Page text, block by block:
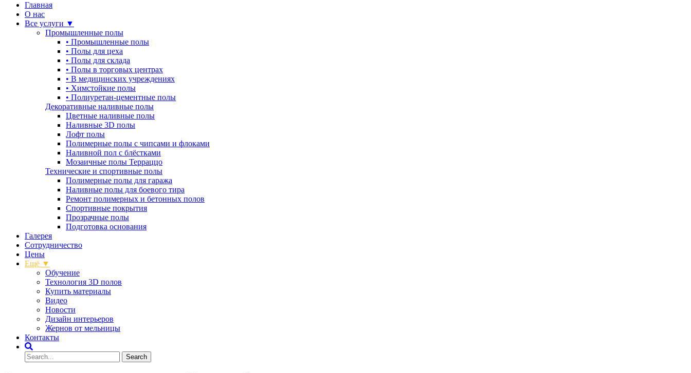
Главная
О нас
Все услуги ▼
Промышленные полы
• Промышленные полы
• Полы для цеха
• Полы для склада
• Полы в торговых центрах
• В медицинских учреждениях
• Химстойкие полы
• Полиуретан-цементные полы
Декоративные наливные полы
Цветные наливные полы
Наливные 3D полы
Лофт полы
Полимерные полы с чипсами и флоками
Наливной пол с блёстками
Мозаичные полы Терраццо
Технические и спортивные полы
Полимерные полы для гаража
Наливные полы для боевого тира
Ремонт полимерных и бетонных полов
Спортивные покрытия
Прозрачные полы
Подготовка основания
Галерея
Сотрудничество
Цены
Ещё ▼
Обучение
Технология 3D полов
Купить материалы
Видео
Новости
Дизайн интерьеров
Жернов от мельницы
Контакты